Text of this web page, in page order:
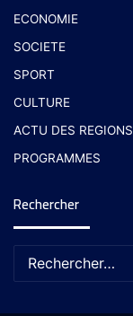
ECONOMIE
SOCIETE
SPORT
CULTURE
ACTU DES REGIONS
PROGRAMMES
Rechercher